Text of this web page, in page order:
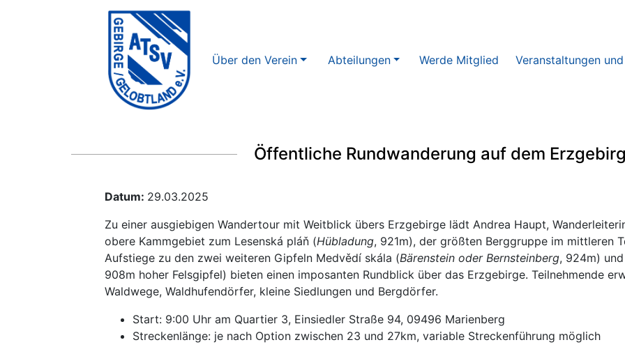
Über den Verein Abteilungen Werde Mitglied Veranstaltungen
Öffentliche Rundwanderung auf dem
Datum: 29.03.2025
Zu einer ausgiebigen Wandertour mit Weitblick übers Erzgebirge lädt Andrea Haupt,
obere Kammgebiet zum Lesenská pláň (Hübladung, 921m), der größten Berggruppe im mittleren
Aufstiege zu den zwei weiteren Gipfeln Medvědí skála (Bärenstein oder Bernsteinberg, 924m)
908m hoher Felsgipfel) bieten einen imposanten Rundblick über das Erzgebirge. Teilnehmende
Waldwege, Waldhufendörfer, kleine Siedlungen und Bergdörfer.
Start: 9:00 Uhr am Quartier 3, Einsiedler Straße 94, 09496 Marienberg
Streckenlänge: je nach Option zwischen 23 und 27km, variable Streckenführung möglich